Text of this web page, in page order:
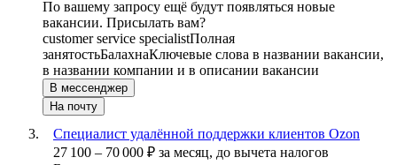
По вашему запросу ещё будут появляться новые
вакансии. Присылать вам?
customer service specialistПолная
занятостьБалахнаКлючевые слова в названии вакансии,
в названии компании и в описании вакансии
В мессенджер
На почту
Специалист удалённой поддержки клиентов Ozon
27 100 – 70 000 ₽ за месяц, до вычета налогов